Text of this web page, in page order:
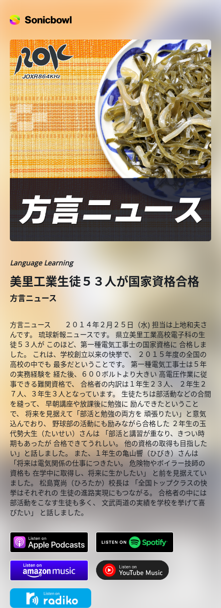
Language Learning
美里工業生徒５３人が国家資格合格
方言ニュース
方言ニュース ２０１４年２月２５日（水) 担当は上地和夫さ
んです。 琉球新報ニュースです。 県立美里工業高校電子科の生
徒５３人が このほど、第一種電気工事士の国家資格に 合格しま
した。 これは、学校創立以来の快挙で、 ２０１５年度の全国の
高校の中でも 最多だということです。 第一種電気工事士は５年
の実務経験を 経た後、６００ボルトより大きい 高電圧作業に従
事できる難関資格で、 合格者の内訳は１年生２３人、 ２年生２
７人、３年生３人となっています。 生徒たちは部活動などの合間
を縫って、 早朝講座や放課後に勉強に 励んできたということ
で、 将来を見据えて「部活と勉強の両方を 頑張りたい」と意気
込んでおり、 野球部の活動にも励みながら合格した ２年生の玉
代勢大生（たいせい）さんは 「部活と講習が重なり、きつい時
期もあったが 合格できてうれしい。 他の資格の取得も目指した
い」と話しました。 また、１年生の亀山響（ひびき）さんは
「将来は電気関係の仕事につきたい。 危険物やボイラー技師の
資格も 在学中に取得し、将来に生かしたい」 と前を見据えてい
ました。 松島寛尚（ひろたか）校長は 「全国トップクラスの快
挙はそれぞれの 生徒の進路実現にもつながる。 合格者の中には
部活動をこなす生徒も多く、 文武両道の実績を学校を挙げて喜
びたい」 と話しました。